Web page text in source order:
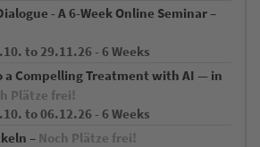
- A 6-Week Online Seminar –
to 29.11.26 - 6 Weeks
a Compelling Treatment with AI — in
Plätze frei!
to 06.12.26 - 6 Weeks
– Noch Plätze frei!